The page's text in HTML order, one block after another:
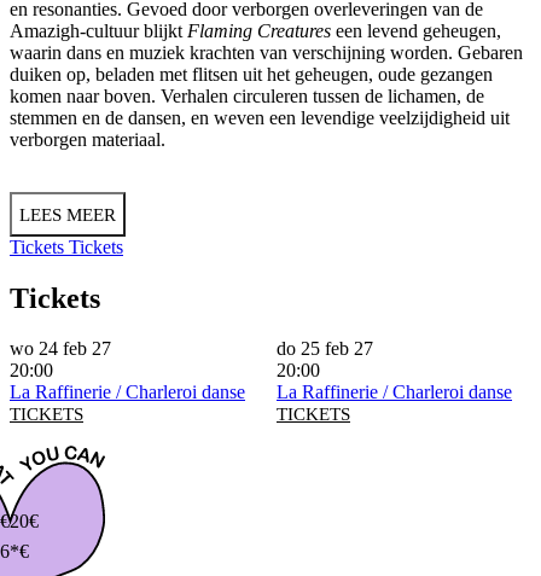
en resonanties. Gevoed door verborgen overleveringen van de
Amazigh-cultuur blijkt Flaming Creatures een levend geheugen,
waarin dans en muziek krachten van verschijning worden. Gebaren
duiken op, beladen met flitsen uit het geheugen, oude gezangen
komen naar boven. Verhalen circuleren tussen de lichamen, de
stemmen en de dansen, en weven een levendige veelzijdigheid uit
verborgen materiaal.
LEES MEER
Tickets Tickets
Tickets
wo 24 feb 27
20:00
La Raffinerie / Charleroi danse
TICKETS
do 25 feb 27
20:00
La Raffinerie / Charleroi danse
TICKETS
20€